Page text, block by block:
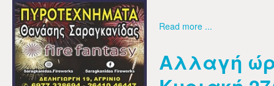
Read more ...
Αλλαγή